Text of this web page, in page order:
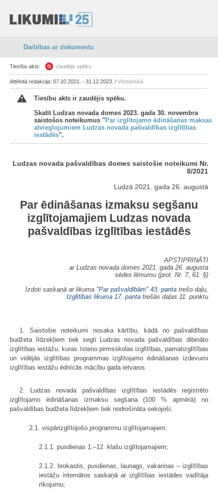
Darbības ar dokumentu
Tiesību akts: zaudējis spēku
Attēlotā redakcija: 07.10.2021. - 31.12.2023. / Vēsturiskā
Tiesību akts ir zaudējis spēku.
Skatīt Ludzas novada domes 2023. gada 30. novembra
saistošos noteikumus "Par izglītojamo ēdināšanas maksas
atvieglojumiem Ludzas novada pašvaldības izglītības
iestādēs".
Ludzas novada pašvaldības domes saistošie noteikumi Nr.
8/2021
Ludzā 2021. gada 26. augustā
Par ēdināšanas izmaksu segšanu
izglītojamajiem Ludzas novada
pašvaldības izglītības iestādēs
APSTIPRINĀTI
ar Ludzas novada domes 2021. gada 26. augusta
sēdes lēmumu (prot. Nr. 7, 61. §)
Izdoti saskaņā ar likuma "Par pašvaldībām" 43. panta trešo daļu,
Izglītības likuma 17. panta trešās daļas 11. punktu
1. Saistošie noteikumi nosaka kārtību, kādā no pašvaldības
budžeta līdzekļiem tiek segti Ludzas novada pašvaldības dibināto
izglītības iestāžu, kuras īsteno pirmsskolas izglītības, pamatizglītības
un vidējās izglītības programmas izglītojamo ēdināšanas izdevumi
izglītības iestāžu ēdnīcās mācību gada ietvaros.
2. Ludzas novada pašvaldības izglītības iestādēs reģistrēto
izglītojamo ēdināšanas izmaksu segšana (100 % apmērā) no
pašvaldības budžeta līdzekļiem tiek nodrošināta sekojoši:
2.1. vispārizglītojošo programmu izglītojamajiem:
2.1.1. pusdienas 1.–12. klašu izglītojamajiem;
2.1.2. brokastis, pusdienas, launags, vakariņas – izglītības
iestāžu internātos saskaņā ar izglītības iestādes vadītāja
rīkojumu;